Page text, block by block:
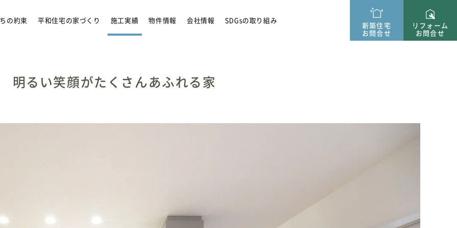
の約束 平和住宅の家づくり 施工実績 物件情報 会社情報 SDGsの取り組み
新築住宅
お問合せ
リフォーム
お問合せ
明るい笑顔がたくさんあふれる家